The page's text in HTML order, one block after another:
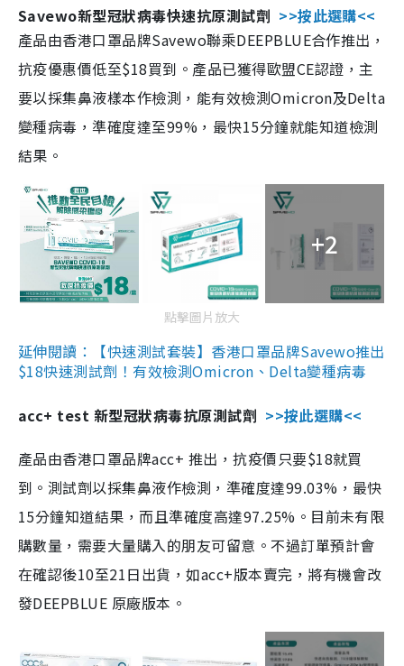
Savewo新型冠狀病毒快速抗原測試劑 >>按此選購<<
產品由香港口罩品牌Savewo聯乘DEEPBLUE合作推出，
抗疫優惠價低至$18買到。產品已獲得歐盟CE認證，主
要以採集鼻液樣本作檢測，能有效檢測Omicron及Delta
變種病毒，準確度達至99%，最快15分鐘就能知道檢測
結果。
+2
點擊圖片放大
延伸閱讀：【快速測試套裝】香港口罩品牌Savewo推出
$18快速測試劑！有效檢測Omicron、Delta變種病毒
acc+ test 新型冠狀病毒抗原測試劑 >>按此選購<<
產品由香港口罩品牌acc+ 推出，抗疫價只要$18就買
到。測試劑以採集鼻液作檢測，準確度達99.03%，最快
15分鐘知道結果，而且準確度高達97.25%。目前未有限
購數量，需要大量購入的朋友可留意。不過訂單預計會
在確認後10至21日出貨，如acc+版本賣完，將有機會改
發DEEPBLUE 原廠版本。